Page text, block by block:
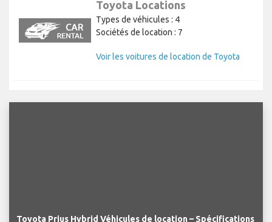
Toyota Locations
Types de véhicules : 4
Sociétés de location : 7
Voir les voitures de location de Toyota
Toyota Prius Hybrid Véhicules de location – Spécifications